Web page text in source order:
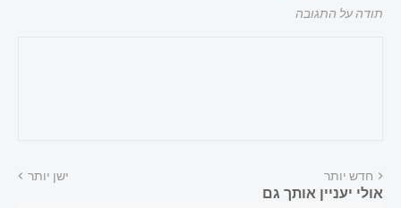
תודה על התגובה
חדש יותר ישן יותר
אולי יעניין אותך גם